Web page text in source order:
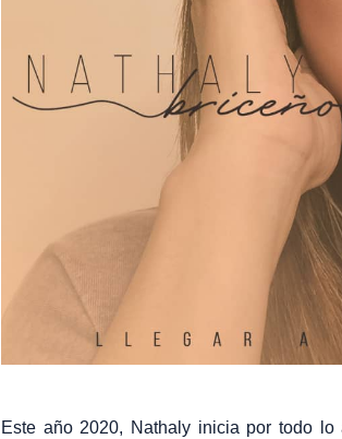
Este año 2020, Nathaly inicia por todo